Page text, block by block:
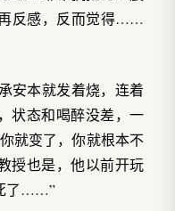
反感，反而觉得……
安本就发着烧，连着
状态和喝醉没差，一
就变了，你就根本不
授也是，他以前开玩
了……”